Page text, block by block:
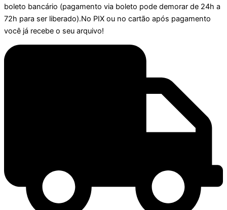
boleto bancário (pagamento via boleto pode demorar de 24h a
72h para ser liberado).No PIX ou no cartão após pagamento
você já recebe o seu arquivo!